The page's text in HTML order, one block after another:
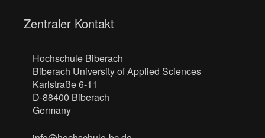
Zentraler Kontakt
Hochschule Biberach
Biberach University of Applied Sciences
Karlstraße 6-11
D-88400 Biberach
Germany